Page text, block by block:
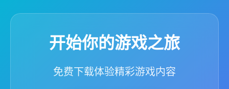
开始你的游戏之旅
免费下载体验精彩游戏内容